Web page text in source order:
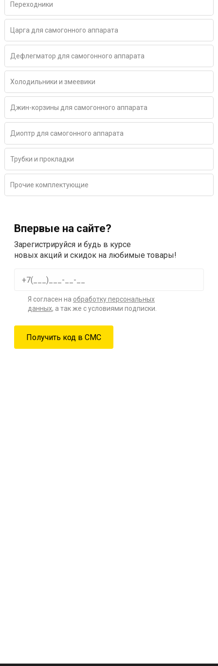
Переходники
Царга для самогонного аппарата
Дефлегматор для самогонного аппарата
Холодильники и змеевики
Джин-корзины для самогонного аппарата
Диоптр для самогонного аппарата
Трубки и прокладки
Прочие комплектующие
Впервые на сайте?
Зарегистрируйся и будь в курсе
новых акций и скидок на любимые товары!
Я согласен на обработку персональных
данных, а так же с условиями подписки.